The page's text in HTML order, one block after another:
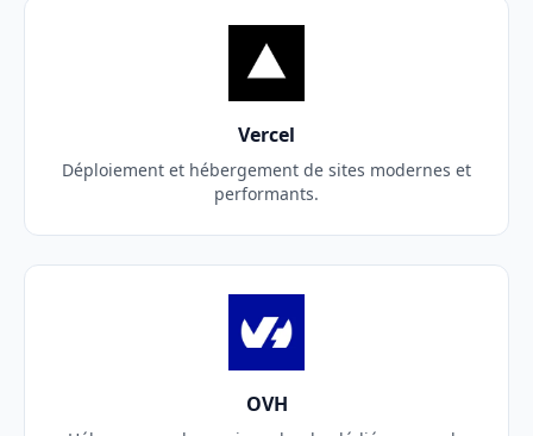
Vercel
Déploiement et hébergement de sites modernes et
performants.
OVH